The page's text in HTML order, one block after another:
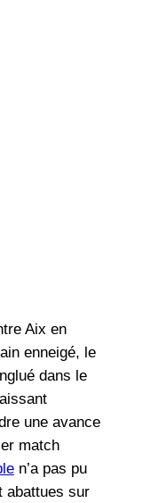
Aix en
enneigé, le
dans le
une avance
match
n’a pas pu
abattues sur